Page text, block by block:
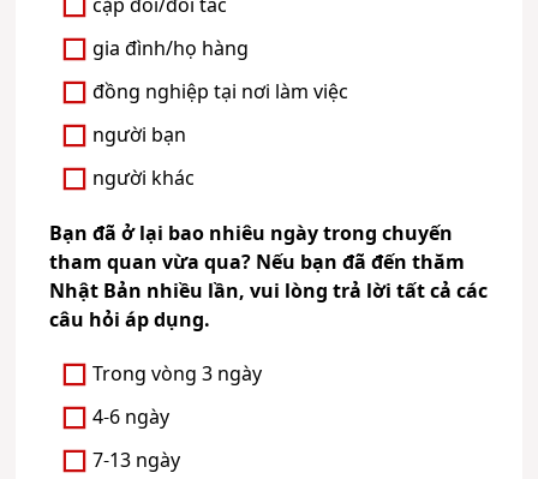
gia đình/họ hàng
đồng nghiệp tại nơi làm việc
người bạn
người khác
Bạn đã ở lại bao nhiêu ngày trong chuyến
tham quan vừa qua? Nếu bạn đã đến thăm
Nhật Bản nhiều lần, vui lòng trả lời tất cả các
câu hỏi áp dụng.
Trong vòng 3 ngày
4-6 ngày
7-13 ngày